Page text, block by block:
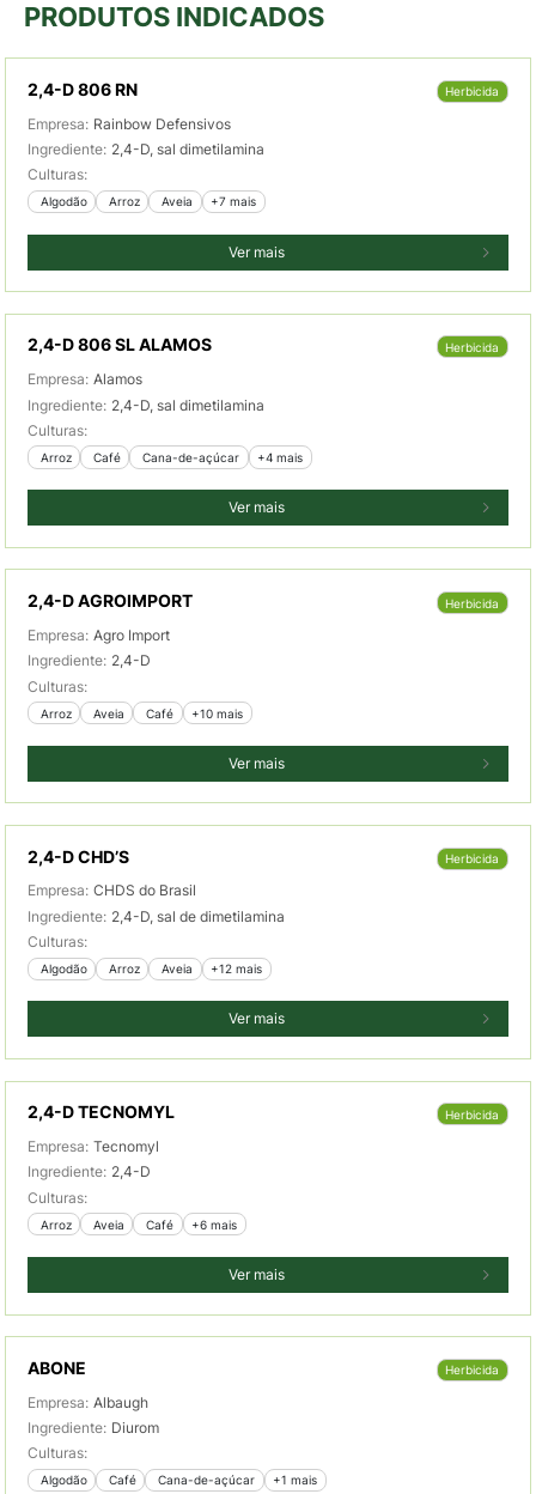
PRODUTOS INDICADOS
2,4-D 806 RN Herbicida
Empresa: Rainbow Defensivos
Ingrediente: 2,4-D, sal dimetilamina
Culturas:
Algodão Arroz Aveia +7 mais
Ver mais
2,4-D 806 SL ALAMOS Herbicida
Empresa: Alamos
Ingrediente: 2,4-D, sal dimetilamina
Culturas:
Arroz Café Cana-de-açúcar +4 mais
Ver mais
2,4-D AGROIMPORT Herbicida
Empresa: Agro Import
Ingrediente: 2,4-D
Culturas:
Arroz Aveia Café +10 mais
Ver mais
2,4-D CHD’S Herbicida
Empresa: CHDS do Brasil
Ingrediente: 2,4-D, sal de dimetilamina
Culturas:
Algodão Arroz Aveia +12 mais
Ver mais
2,4-D TECNOMYL Herbicida
Empresa: Tecnomyl
Ingrediente: 2,4-D
Culturas:
Arroz Aveia Café +6 mais
Ver mais
ABONE Herbicida
Empresa: Albaugh
Ingrediente: Diurom
Culturas:
Algodão Café Cana-de-açúcar +1 mais